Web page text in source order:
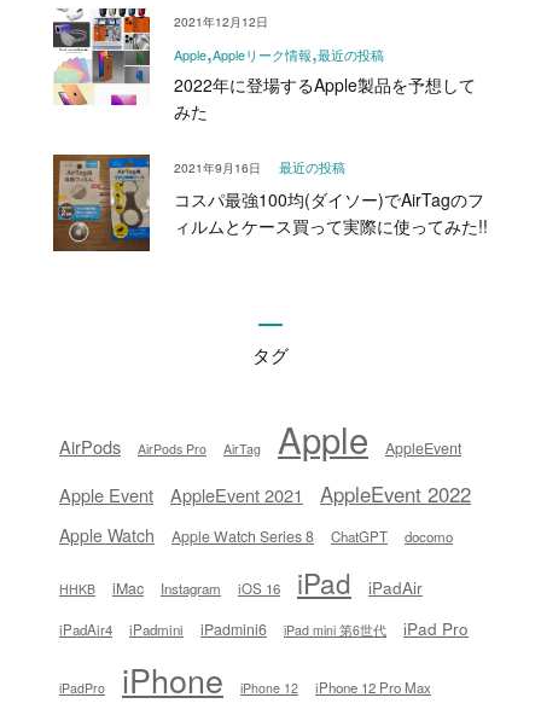
Apple Appleリーク情報 最近の投稿
2022年に登場するApple製品を予想して
みた
2021年12月12日
最近の投稿
コスパ最強100均(ダイソー)でAirTagのフ
ィルムとケース買って実際に使ってみた!!
2021年9月16日
タグ
AirPods AirPods Pro AirTag Apple AppleEvent
Apple Event AppleEvent 2021 AppleEvent 2022
Apple Watch Apple Watch Series 8 ChatGPT docomo
HHKB iMac Instagram iOS 16 iPad iPadAir
iPadAir4 iPadmini iPadmini6 iPad mini 第6世代 iPad Pro
iPadPro iPhone iPhone 12 iPhone 12 Pro Max